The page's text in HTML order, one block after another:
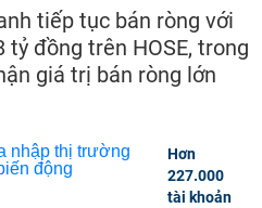
tiếp tục bán ròng với
đồng trên HOSE, trong
giá trị bán ròng lớn
Hơn
227.000
tài khoản